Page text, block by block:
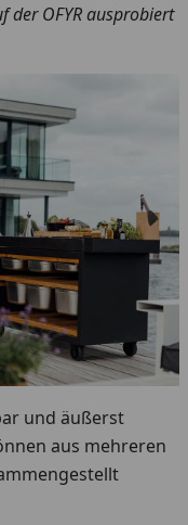
der OFYR ausprobiert
und äußerst
aus mehreren